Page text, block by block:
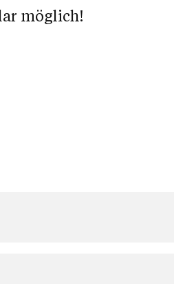
möglich!